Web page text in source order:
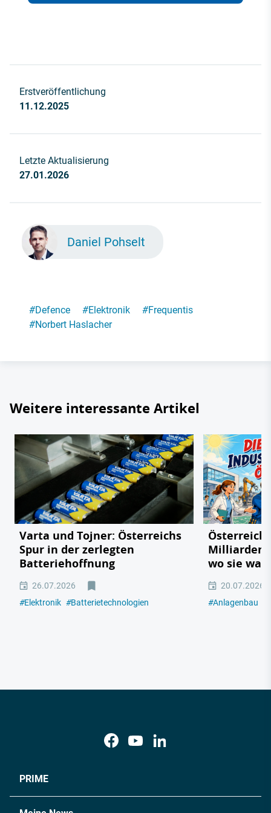
Erstveröffentlichung
11.12.2025
Letzte Aktualisierung
27.01.2026
Daniel Pohselt
#Defence #Elektronik #Frequentis
#Norbert Haslacher
Weitere interessante Artikel
Varta und Tojner: Österreichs
Spur in der zerlegten
Batteriehoffnung
26.07.2026
#Elektronik #Batterietechnologien
Milliarden
wo sie
20.07.2026
#Anlagenbau
PRIME